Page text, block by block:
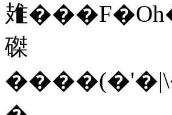
䧴
磔